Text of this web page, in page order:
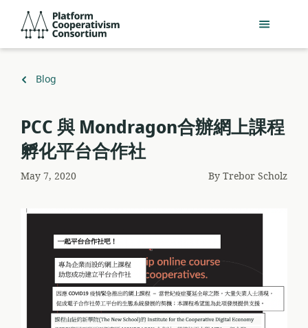
main
Consortium
Back
Blog
PCC 與 Mondragon合辦網上課程
孵化平台合作社
May 7, 2020 ByTrebor Scholz